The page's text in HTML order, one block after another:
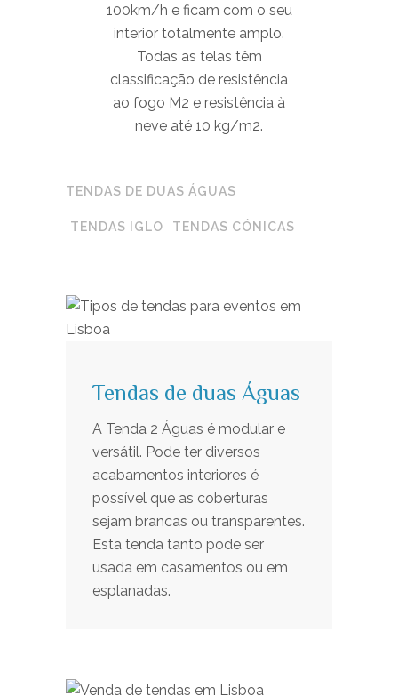
100km/h e ficam com o seu
interior totalmente amplo.
Todas as telas têm
classificação de resistência
ao fogo M2 e resistência à
neve até 10 kg/m2.
TENDAS DE DUAS ÁGUAS
TENDAS IGLO TENDAS CÓNICAS
Tendas de duas Águas
A Tenda 2 Águas é modular e
versátil. Pode ter diversos
acabamentos interiores é
possível que as coberturas
sejam brancas ou transparentes.
Esta tenda tanto pode ser
usada em casamentos ou em
esplanadas.